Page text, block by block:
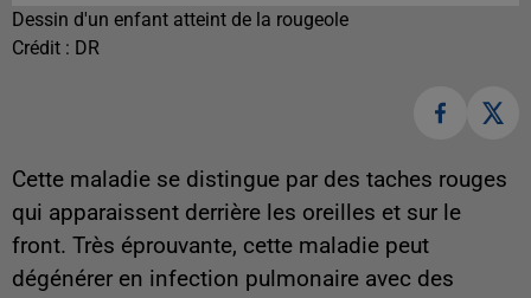
Dessin d'un enfant atteint de la rougeole
Crédit : DR
Cette maladie se distingue par des taches rouges
qui apparaissent derrière les oreilles et sur le
front. Très éprouvante, cette maladie peut
dégénérer en infection pulmonaire avec des